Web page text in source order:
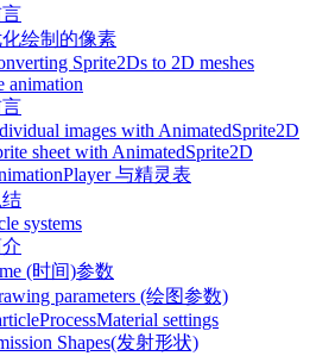
绘制的像素
Sprite2Ds to 2D meshes
animation
images with AnimatedSprite2D
sheet with AnimatedSprite2D
与精灵表
systems
(时间)参数
parameters (绘图参数)
settings
Shapes(发射形状)